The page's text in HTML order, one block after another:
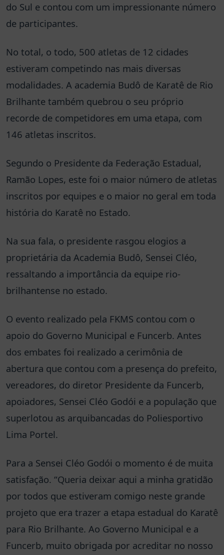
do Sul e contou com um impressionante número
de participantes.
No total, o todo, 500 atletas de 12 cidades
estiveram competindo nas mais diversas
modalidades. A academia Budô de Karatê de Rio
Brilhante também quebrou o seu próprio
recorde de competidores em uma etapa, com
146 atletas inscritos.
Segundo o Presidente da Federação Estadual,
Ramão Lopes, este foi o maior número de atletas
inscritos por equipes e o maior no geral em toda
história do Karatê no Estado.
Na sua fala, o presidente rasgou elogios a
proprietária da Academia Budô, Sensei Cléo,
ressaltando a importância da equipe rio-
brilhantense no estado.
O evento realizado pela FKMS contou com o
apoio do Governo Municipal e Funcerb. Antes
dos embates foi realizado a cerimônia de
abertura que contou com a presença do prefeito,
vereadores, do diretor Presidente da Funcerb,
apoiadores, Sensei Cléo Godói e a população que
superlotou as arquibancadas do Poliesportivo
Lima Portel.
Para a Sensei Cléo Godói o momento é de muita
satisfação. “Queria deixar aqui a minha gratidão
por todos que estiveram comigo neste grande
projeto que era trazer a etapa estadual do Karatê
para Rio Brilhante. Ao Governo Municipal e a
Funcerb, muito obrigada por acreditar no nosso